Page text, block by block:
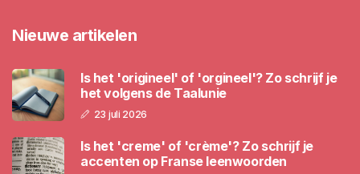
Nieuwe artikelen
Is het 'origineel' of 'orgineel'? Zo schrijf je
het volgens de Taalunie
23 juli 2026
Is het 'creme' of 'crème'? Zo schrijf je
accenten op Franse leenwoorden